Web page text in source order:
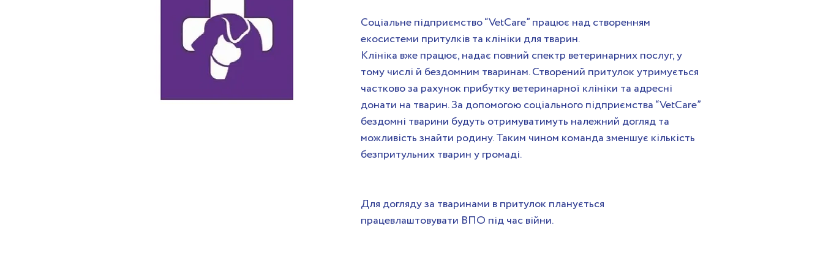
Соціальне підприємство “VetCare” працює над створенням
екосистеми притулків та клініки для тварин.
Клініка вже працює, надає повний спектр ветеринарних послуг, у
тому числі й бездомним тваринам. Створений притулок утримується
частково за рахунок прибутку ветеринарної клініки та адресні
донати на тварин. За допомогою соціального підприємства “VetCare”
бездомні тварини будуть отримуватимуть належний догляд та
можливість знайти родину. Таким чином команда зменшує кількість
безпритульних тварин у громаді.
Для догляду за тваринами в притулок планується
працевлаштовувати ВПО під час війни.